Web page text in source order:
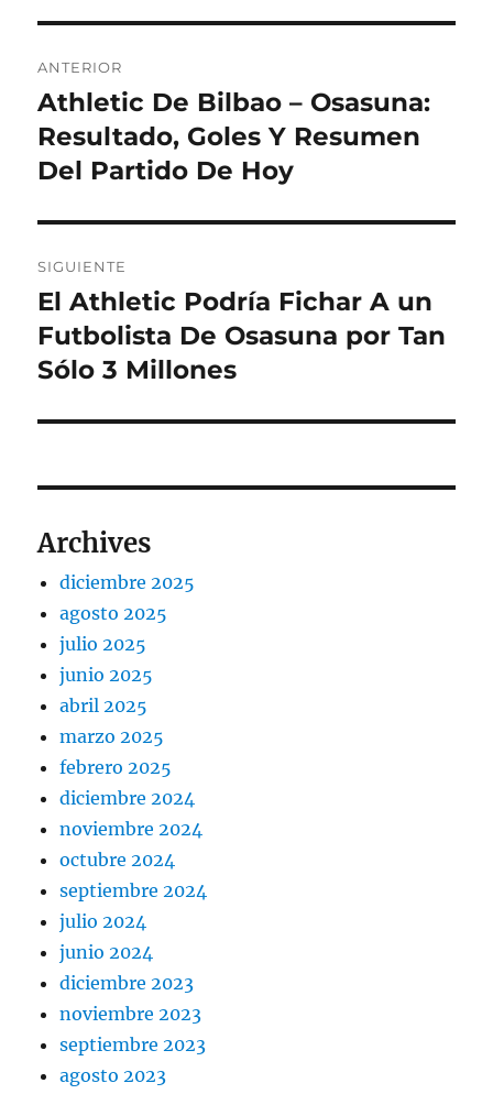
de
entradas
ANTERIOR
Entrada
anterior:
Athletic De Bilbao – Osasuna:
Resultado, Goles Y Resumen
Del Partido De Hoy
SIGUIENTE
Entrada
siguiente:
El Athletic Podría Fichar A un
Futbolista De Osasuna por Tan
Sólo 3 Millones
Archives
diciembre 2025
agosto 2025
julio 2025
junio 2025
abril 2025
marzo 2025
febrero 2025
diciembre 2024
noviembre 2024
octubre 2024
septiembre 2024
julio 2024
junio 2024
diciembre 2023
noviembre 2023
septiembre 2023
agosto 2023